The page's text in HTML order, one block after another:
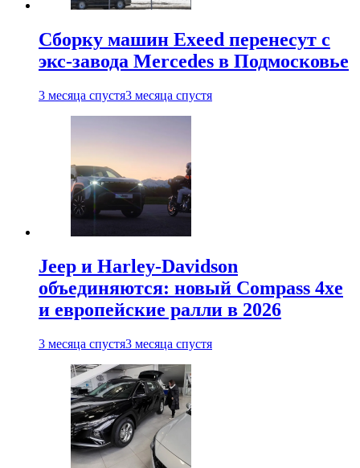
Сборку машин Exeed перенесут с
экс-завода Mercedes в Подмосковье
3 месяца спустя3 месяца спустя
Jeep и Harley-Davidson
объединяются: новый Compass 4xe
и европейские ралли в 2026
3 месяца спустя3 месяца спустя